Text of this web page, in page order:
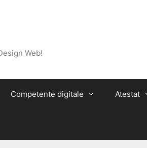
Web!
Competente digitale Atestat